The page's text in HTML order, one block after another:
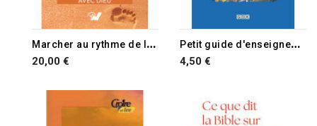
M
archer au rythme de l'Esprit
20,00 €
P
etit guide d'enseignement biblique pour tous (Le)
4,50 €